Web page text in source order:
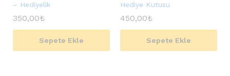
– Hediyelik
350,00₺
Sepete Ekle
Hediye Kutusu
450,00₺
Sepete Ekle